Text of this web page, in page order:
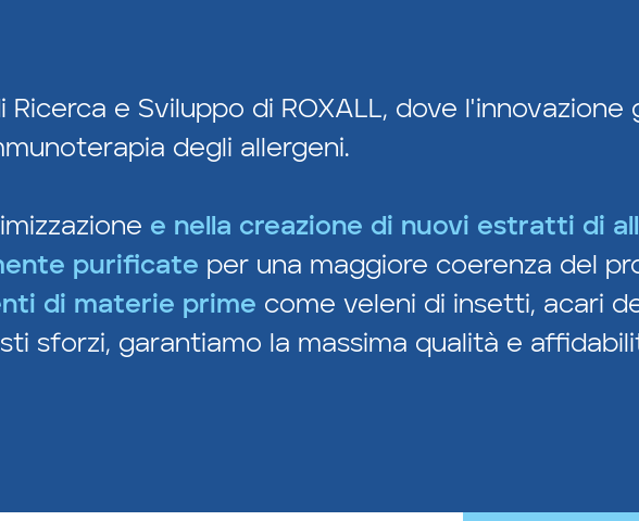
e Sviluppo di ROXALL, dove l'innovazione
degli allergeni.
e nella creazione di nuovi estratti di
purificate per una maggiore coerenza del
di materie prime come veleni di insetti, acari
sforzi, garantiamo la massima qualità e